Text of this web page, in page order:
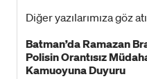
Diğer yazılarımıza göz
Batman’da Ramazan
Polisin Orantısız
Kamuoyuna Duyuru